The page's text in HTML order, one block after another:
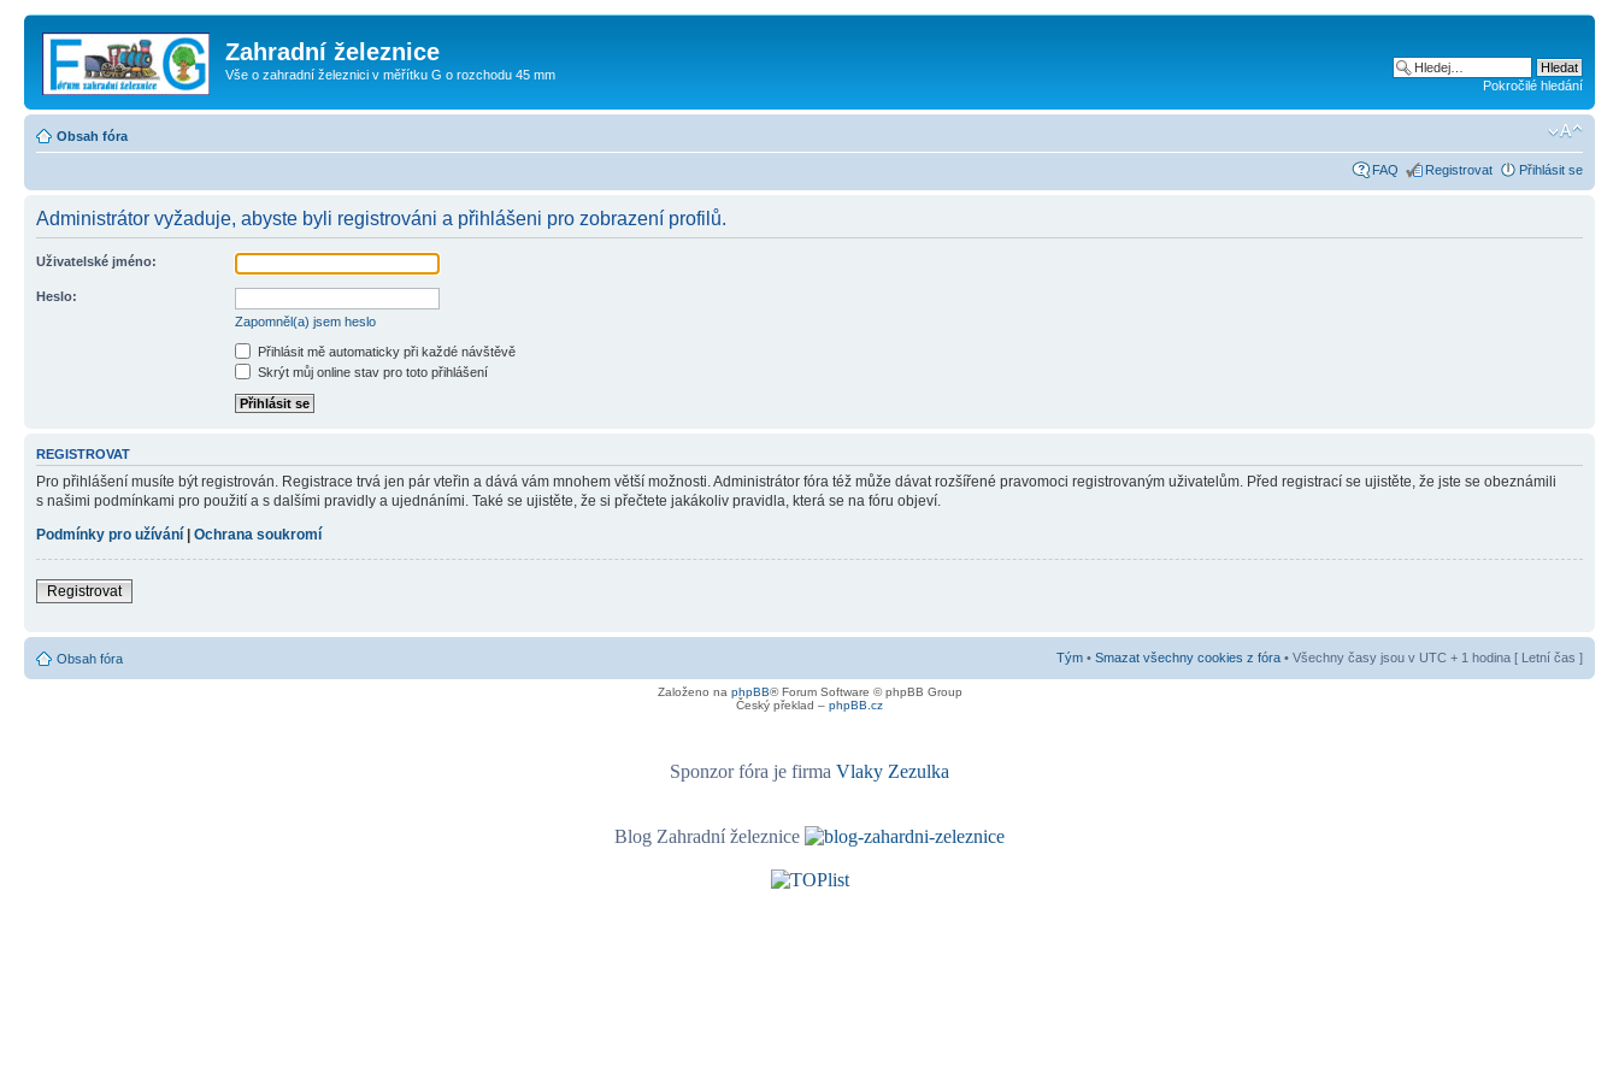
Zahradní železnice
Vše o zahradní železnici v měřítku G o rozchodu 45 mm
Pokročilé hledání
Obsah fóra
FAQ Registrovat Přihlásit se
Administrátor vyžaduje, abyste byli registrováni a přihlášeni pro zobrazení profilů.
Uživatelské jméno:
Heslo:
Zapomněl(a) jsem heslo
Přihlásit mě automaticky při každé návštěvě
Skrýt můj online stav pro toto přihlášení
REGISTROVAT
Pro přihlášení musíte být registrován. Registrace trvá jen pár vteřin a dává vám mnohem větší možnosti. Administrátor fóra též může dávat rozšířené pravomoci registrovaným uživatelům. Před registrací se ujistěte, že jste se obeznámili
s našimi podmínkami pro použití a s dalšími pravidly a ujednáními. Také se ujistěte, že si přečtete jakákoliv pravidla, která se na fóru objeví.
Podmínky pro užívání
Ochrana soukromí
Registrovat
Obsah fóra Tým • Smazat všechny cookies z fóra • Všechny časy jsou v UTC + 1 hodina [ Letní čas ]
Založeno na phpBB® Forum Software © phpBB Group
Český překlad – phpBB.cz
Sponzor fóra je firma Vlaky Zezulka
Blog Zahradní železnice